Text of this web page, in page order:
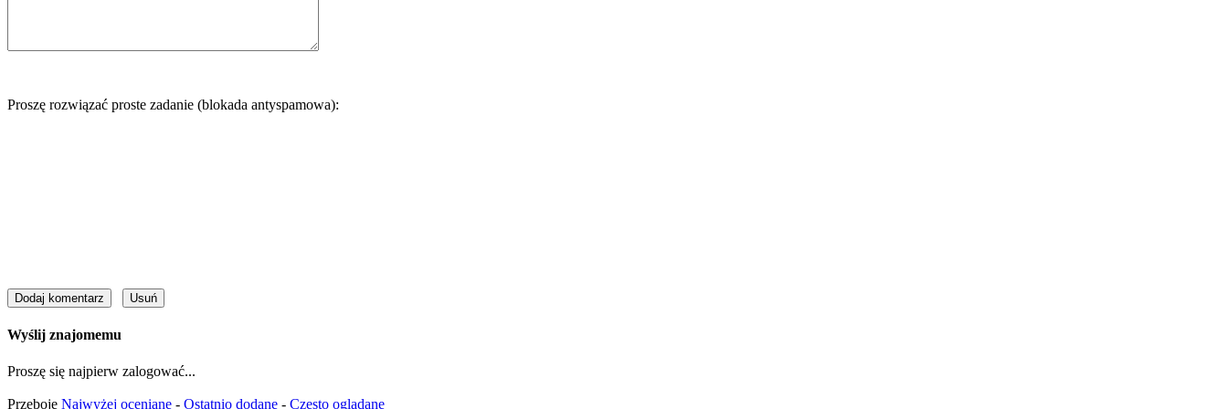
Proszę rozwiązać proste zadanie (blokada antyspamowa):
Wyślij znajomemu
Proszę się najpierw zalogować...
Przeboje Najwyżej oceniane - Ostatnio dodane - Często oglądane